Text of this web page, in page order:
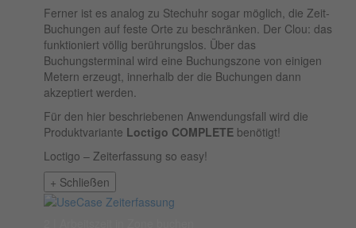
Ferner ist es analog zu Stechuhr sogar möglich, die Zeit-
Buchungen auf feste Orte zu beschränken. Der Clou: das
funktioniert völlig berührungslos. Über das
Buchungsterminal wird eine Buchungszone von einigen
Metern erzeugt, innerhalb der die Buchungen dann
akzeptiert werden.
Für den hier beschriebenen Anwendungsfall wird die
Produktvariante Loctigo COMPLETE benötigt!
Loctigo – Zeiterfassung so easy!
+ Schließen